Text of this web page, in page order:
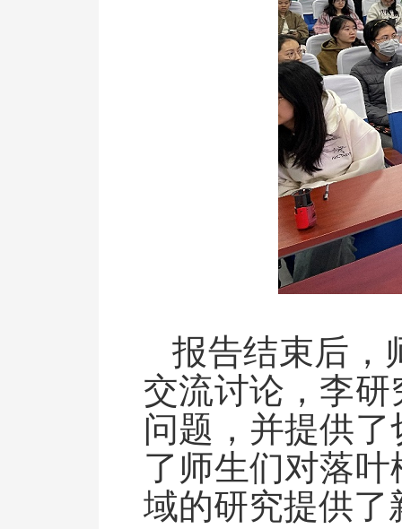
报告结束后，
交流讨论，李
问题，并提供
了师生们对落
域的研究提供